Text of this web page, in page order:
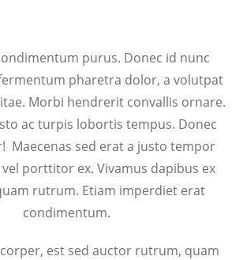
purus. Donec id nunc
pharetra dolor, a volutpat
Morbi hendrerit convallis ornare.
ac turpis lobortis tempus. Donec
Maecenas sed erat a justo tempor
porttitor ex. Vivamus dapibus ex
rutrum. Etiam imperdiet erat
condimentum.
est sed auctor rutrum, quam